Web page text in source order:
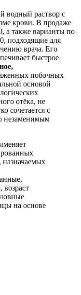
водный раствор с
крови. В продаже
а также варианты по
подходящие для
врача. Его
быстрое
побочных
основой
отёка, не
сочетается с
незаменимым
возраст
на основе